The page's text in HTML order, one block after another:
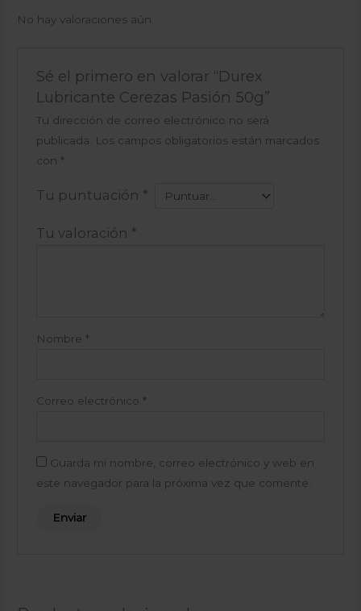
No hay valoraciones aún.
Sé el primero en valorar “Durex
Lubricante Cerezas Pasión 50g”
Tu dirección de correo electrónico no será
publicada.
Los campos obligatorios están marcados
con *
Tu puntuación *
Tu valoración *
Nombre *
Correo electrónico *
Guarda mi nombre, correo electrónico y web en
este navegador para la próxima vez que comente.